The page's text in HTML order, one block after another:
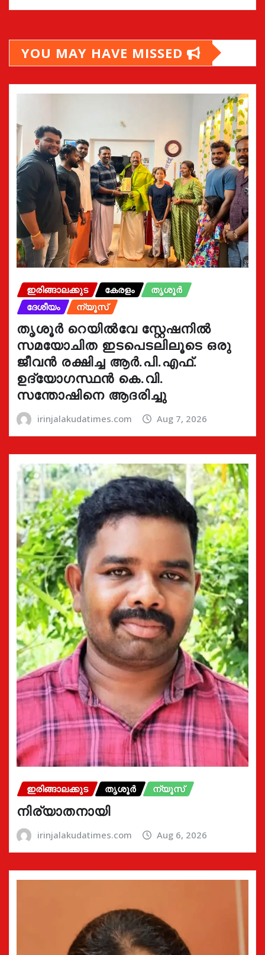
YOU MAY HAVE MISSED
ഇരിങ്ങാലക്കുട കേരളം
തൃശൂർ
ദേശീയം
ന്യൂസ്
തൃശൂർ റെയിൽവേ സ്റ്റേഷനിൽ
സമയോചിത ഇടപെടലിലൂടെ ഒരു
ജീവൻ രക്ഷിച്ച ആർ.പി.എഫ്.
ഉദ്യോഗസ്ഥൻ കെ.വി.
സന്തോഷിനെ ആദരിച്ചു
irinjalakudatimes.com Aug 7, 2026
ഇരിങ്ങാലക്കുട തൃശൂർ ന്യൂസ്
നിര്യാതനായി
irinjalakudatimes.com Aug 6, 2026